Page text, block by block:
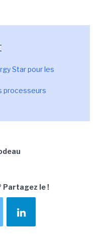
Star pour les
processeurs
Partagez le !